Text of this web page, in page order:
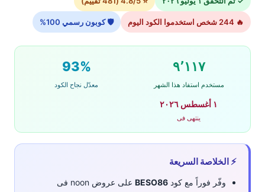
🔥 244 شخص استخدموا الكود اليوم 🛡 كوبون رسمي 100%
٩٬١١٧
مستخدم استفاد هذا الشهر
93%
معدّل نجاح الكود
١ أغسطس ٢٠٢٦
ينتهى فى
⚡ الخلاصة السريعة
وفّر فوراً مع كود BESO86
على عروض noon فى